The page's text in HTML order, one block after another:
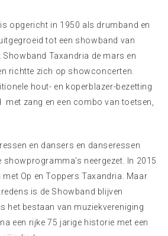
opgericht in 1950 als drumband en
tot een showband van
Taxandria de mars en
richtte zich op showconcerten.
hout- en koperblazer-bezetting
zang en een combo van toetsen,
en dansers en danseressen
neergezet. In 2015
Op en Toppers Taxandria. Maar
is de Showband blijven
het bestaan van muziekvereniging
een rijke 75 jarige historie met een